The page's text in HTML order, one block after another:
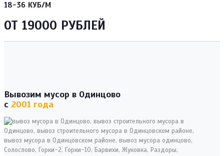
18-36 КУБ/М
ОТ 19000 РУБЛЕЙ
Вывозим мусор в Одинцово
с 2001 года